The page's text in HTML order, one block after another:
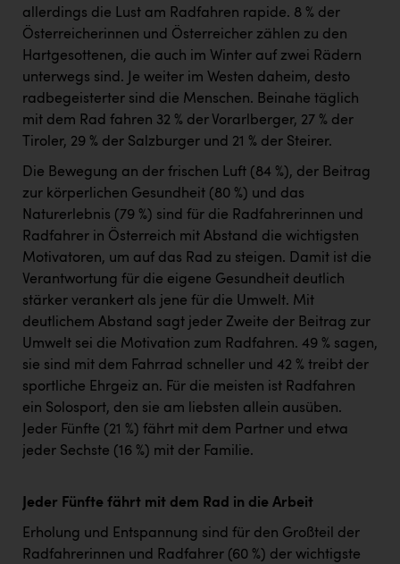
allerdings die Lust am Radfahren rapide. 8 % der
Österreicherinnen und Österreicher zählen zu den
Hartgesottenen, die auch im Winter auf zwei Rädern
unterwegs sind. Je weiter im Westen daheim, desto
radbegeisterter sind die Menschen. Beinahe täglich
mit dem Rad fahren 32 % der Vorarlberger, 27 % der
Tiroler, 29 % der Salzburger und 21 % der Steirer.
Die Bewegung an der frischen Luft (84 %), der Beitrag
zur körperlichen Gesundheit (80 %) und das
Naturerlebnis (79 %) sind für die Radfahrerinnen und
Radfahrer in Österreich mit Abstand die wichtigsten
Motivatoren, um auf das Rad zu steigen. Damit ist die
Verantwortung für die eigene Gesundheit deutlich
stärker verankert als jene für die Umwelt. Mit
deutlichem Abstand sagt jeder Zweite der Beitrag zur
Umwelt sei die Motivation zum Radfahren. 49 % sagen,
sie sind mit dem Fahrrad schneller und 42 % treibt der
sportliche Ehrgeiz an. Für die meisten ist Radfahren
ein Solosport, den sie am liebsten allein ausüben.
Jeder Fünfte (21 %) fährt mit dem Partner und etwa
jeder Sechste (16 %) mit der Familie.
Jeder Fünfte fährt mit dem Rad in die Arbeit
Erholung und Entspannung sind für den Großteil der
Radfahrerinnen und Radfahrer (60 %) der wichtigste